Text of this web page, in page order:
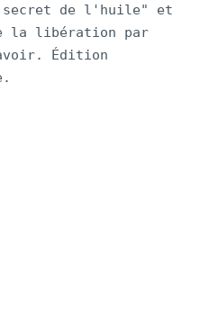
secret de l'huile" et
la libération par
Édition